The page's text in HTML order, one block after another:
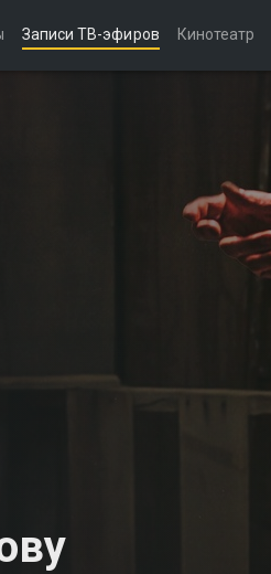
Записи ТВ-эфиров Кинотеатр